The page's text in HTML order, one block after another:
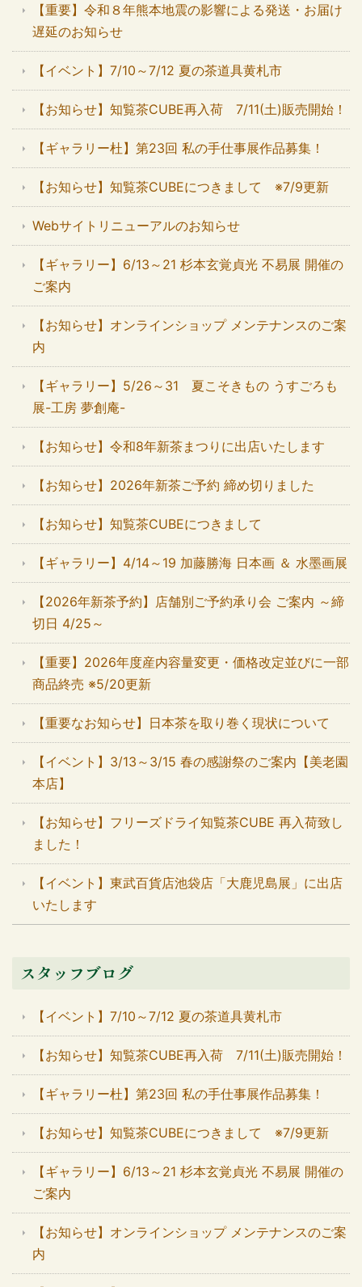
【重要】令和８年熊本地震の影響による発送・お届け
遅延のお知らせ
【イベント】7/10～7/12 夏の茶道具黄札市
【お知らせ】知覧茶CUBE再入荷 7/11(土)販売開始！
【ギャラリー杜】第23回 私の手仕事展作品募集！
【お知らせ】知覧茶CUBEにつきまして ※7/9更新
Webサイトリニューアルのお知らせ
【ギャラリー】6/13～21 杉本玄覚貞光 不易展 開催の
ご案内
【お知らせ】オンラインショップ メンテナンスのご案
内
【ギャラリー】5/26～31 夏こそきもの うすごろも
展-工房 夢創庵-
【お知らせ】令和8年新茶まつりに出店いたします
【お知らせ】2026年新茶ご予約 締め切りました
【お知らせ】知覧茶CUBEにつきまして
【ギャラリー】4/14～19 加藤勝海 日本画 ＆ 水墨画展
【2026年新茶予約】店舗別ご予約承り会 ご案内 ～締
切日 4/25～
【重要】2026年度産内容量変更・価格改定並びに一部
商品終売 ※5/20更新
【重要なお知らせ】日本茶を取り巻く現状について
【イベント】3/13～3/15 春の感謝祭のご案内【美老園
本店】
【お知らせ】フリーズドライ知覧茶CUBE 再入荷致し
ました！
【イベント】東武百貨店池袋店「大鹿児島展」に出店
いたします
スタッフブログ
【イベント】7/10～7/12 夏の茶道具黄札市
【お知らせ】知覧茶CUBE再入荷 7/11(土)販売開始！
【ギャラリー杜】第23回 私の手仕事展作品募集！
【お知らせ】知覧茶CUBEにつきまして ※7/9更新
【ギャラリー】6/13～21 杉本玄覚貞光 不易展 開催の
ご案内
【お知らせ】オンラインショップ メンテナンスのご案
内